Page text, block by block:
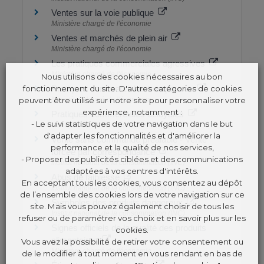
Ventes sur la voie publique
Ministère chargé de l'économie
Ventes et marchés de plein air
Ministère chargé de l'économie
Les pratiques commerciales agressives
Ministère chargé de l'économie
Pratiques commerciales trompeuses
Ministère chargé de l'économie
Pratiques commerciales déloyales
Institut national de la consommation (INC)
Vente sans commande préalable - Vente
forcée par correspondance
Institut national de la consommation (INC)
Abus de faiblesse
Institut national de la consommation (INC)
Symboles des produits dangereux
Institut national de la consommation (INC)
Signes officiels de la qualité des produits
alimentaires
Ministère chargé de l'économie
Nous utilisons des cookies nécessaires au bon
fonctionnement du site. D'autres catégories de cookies
peuvent être utilisé sur notre site pour personnaliser votre
expérience, notamment :
- Le suivi statistiques de votre navigation dans le but
d'adapter les fonctionnalités et d'améliorer la
performance et la qualité de nos services,
- Proposer des publicités ciblées et des communications
adaptées à vos centres d'intérêts.
En acceptant tous les cookies, vous consentez au dépôt
de l’ensemble des cookies lors de votre navigation sur ce
site. Mais vous pouvez également choisir de tous les
refuser ou de paramétrer vos choix et en savoir plus sur les
cookies.
Vous avez la possibilité de retirer votre consentement ou
de le modifier à tout moment en vous rendant en bas de